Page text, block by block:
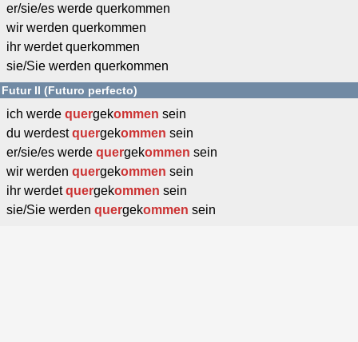
er/sie/es werde querkommen
wir werden querkommen
ihr werdet querkommen
sie/Sie werden querkommen
Futur II (Futuro perfecto)
ich werde quergekommen sein
du werdestquergekommen sein
er/sie/es werde quergekommen sein
wir werden quergekommen sein
ihr werdetquergekommen sein
sie/Sie werden quergekommen sein